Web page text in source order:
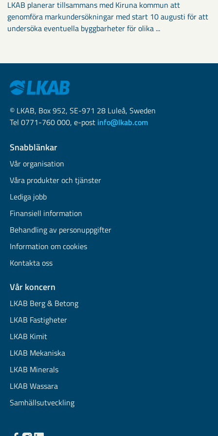
LKAB planerar tillsammans med Kiruna kommun att
genomföra markundersökningar med start 10 augusti för att
undersöka eventuella byggbarheter för olika ...
© LKAB, Box 952, SE-971 28 Luleå, Sweden
Tel 0771-760 000, e-post info@lkab.com
Snabblänkar
Vår organisation
Våra produkter och tjänster
Lediga jobb
Finansiell information
Behandling av personuppgifter
Information om cookies
Kontakta oss
Vår koncern
LKAB Berg & Betong
LKAB Fastigheter
LKAB Kimit
LKAB Mekaniska
LKAB Minerals
LKAB Wassara
Samhällsutveckling